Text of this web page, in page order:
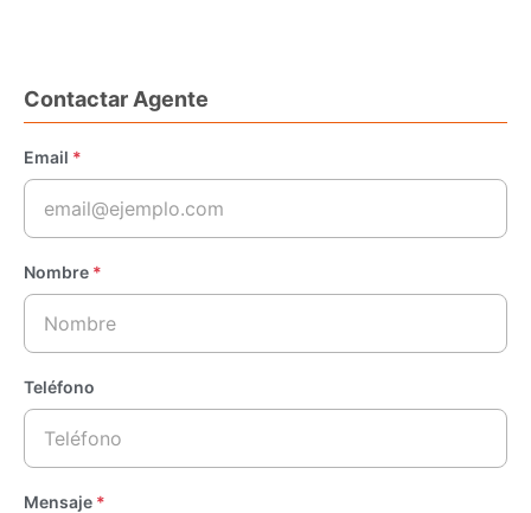
Contactar Agente
Email *
Nombre *
Teléfono
Mensaje *